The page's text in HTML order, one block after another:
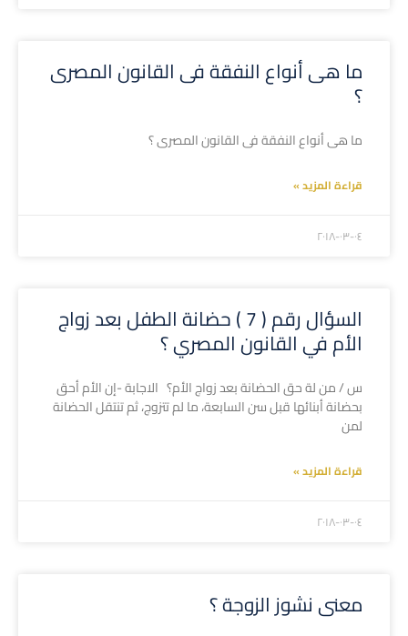
ما هى أنواع النفقة فى القانون المصرى
؟
ما هى أنواع النفقة فى القانون المصرى ؟
قراءة المزيد »
۲۰۱۸-۰۳-۰٤
السؤال رقم ( 7 ) حضانة الطفل بعد زواج
الأم في القانون المصري ؟
س / من لة حق الحضانة بعد زواج الأم؟ الاجابة -إن الأم أحق
بحضانة أبنائها قبل سن السابعة، ما لم تتزوج، ثم تنتقل الحضانة
لمن
قراءة المزيد »
۲۰۱۸-۰۳-۰٤
معنى نشوز الزوجة ؟